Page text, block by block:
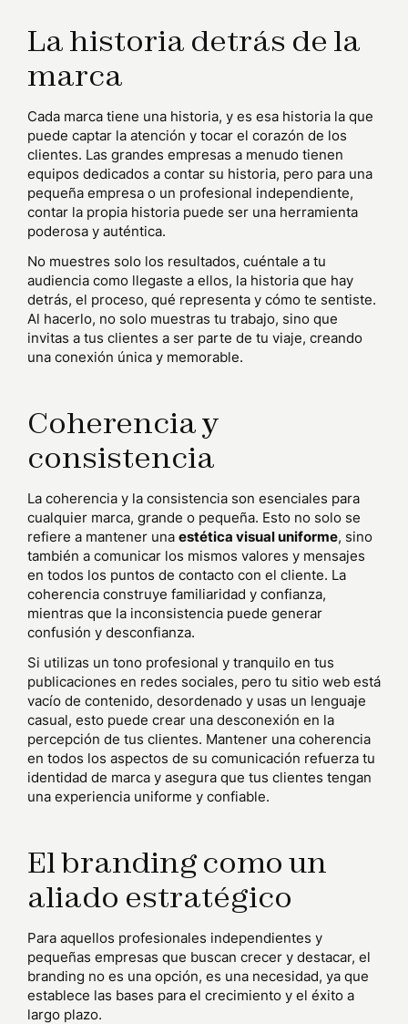
La historia detrás de la
marca
Cada marca tiene una historia, y es esa historia la que
puede captar la atención y tocar el corazón de los
clientes. Las grandes empresas a menudo tienen
equipos dedicados a contar su historia, pero para una
pequeña empresa o un profesional independiente,
contar la propia historia puede ser una herramienta
poderosa y auténtica.
No muestres solo los resultados, cuéntale a tu
audiencia como llegaste a ellos, la historia que hay
detrás, el proceso, qué representa y cómo te sentiste.
Al hacerlo, no solo muestras tu trabajo, sino que
invitas a tus clientes a ser parte de tu viaje, creando
una conexión única y memorable.
Coherencia y
consistencia
La coherencia y la consistencia son esenciales para
cualquier marca, grande o pequeña. Esto no solo se
refiere a mantener una estética visual uniforme, sino
también a comunicar los mismos valores y mensajes
en todos los puntos de contacto con el cliente. La
coherencia construye familiaridad y confianza,
mientras que la inconsistencia puede generar
confusión y desconfianza.
Si utilizas un tono profesional y tranquilo en tus
publicaciones en redes sociales, pero tu sitio web está
vacío de contenido, desordenado y usas un lenguaje
casual, esto puede crear una desconexión en la
percepción de tus clientes. Mantener una coherencia
en todos los aspectos de su comunicación refuerza tu
identidad de marca y asegura que tus clientes tengan
una experiencia uniforme y confiable.
El branding como un
aliado estratégico
Para aquellos profesionales independientes y
pequeñas empresas que buscan crecer y destacar, el
branding no es una opción, es una necesidad, ya que
establece las bases para el crecimiento y el éxito a
largo plazo.